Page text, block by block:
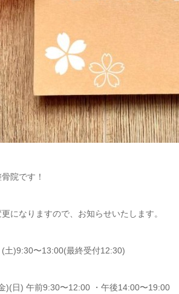
院です！
になりますので、お知らせいたします。
)9:30〜13:00(最終受付12:30)
)(日) 午前9:30〜12:00 ・午後14:00〜19:00